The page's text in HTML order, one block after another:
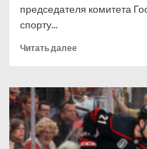
председателя комитета
спорту...
Читать далееПрочитать
Свищёв
считает,
что
развитие
мирового